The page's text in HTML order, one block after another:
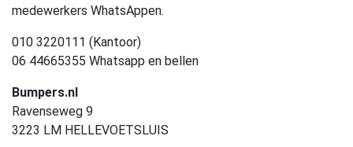
medewerkers WhatsAppen.
010 3220111 (Kantoor)
06 44665355 Whatsapp en bellen
Bumpers.nl
Ravenseweg 9
3223 LM HELLEVOETSLUIS